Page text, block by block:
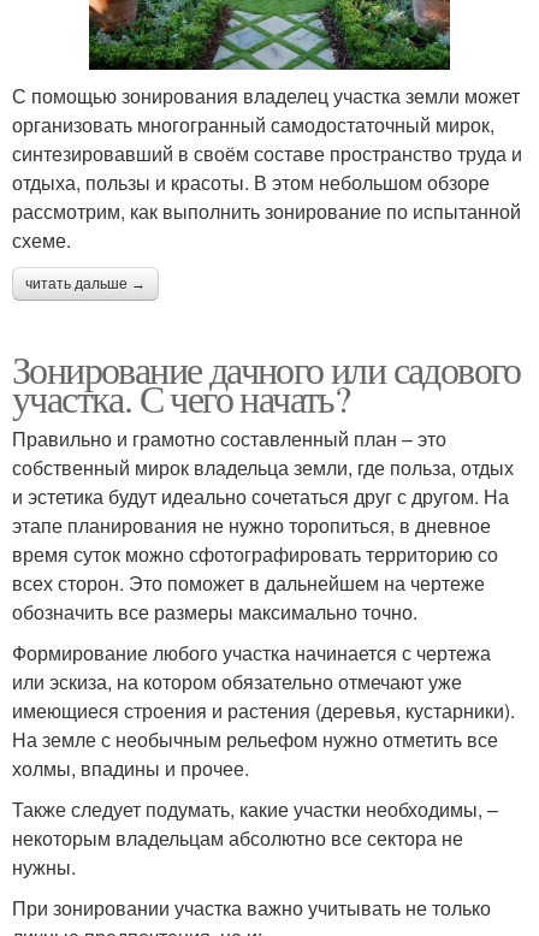
С помощью зонирования владелец участка земли может
организовать многогранный самодостаточный мирок,
синтезировавший в своём составе пространство труда и
отдыха, пользы и красоты. В этом небольшом обзоре
рассмотрим, как выполнить зонирование по испытанной
схеме.
читать дальше →
Зонирование дачного или садового
участка. С чего начать?
Правильно и грамотно составленный план – это
собственный мирок владельца земли, где польза, отдых
и эстетика будут идеально сочетаться друг с другом. На
этапе планирования не нужно торопиться, в дневное
время суток можно сфотографировать территорию со
всех сторон. Это поможет в дальнейшем на чертеже
обозначить все размеры максимально точно.
Формирование любого участка начинается с чертежа
или эскиза, на котором обязательно отмечают уже
имеющиеся строения и растения (деревья, кустарники).
На земле с необычным рельефом нужно отметить все
холмы, впадины и прочее.
Также следует подумать, какие участки необходимы, –
некоторым владельцам абсолютно все сектора не
нужны.
При зонировании участка важно учитывать не только